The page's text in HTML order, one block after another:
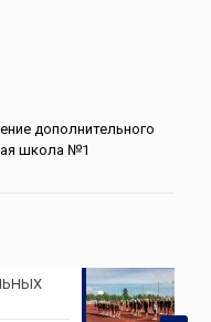
дополнительного
школа №1